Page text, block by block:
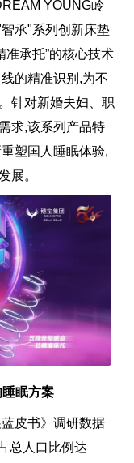
YOUNG岭
承"系列创新床垫
准承托”的核心技术
的精准识别,为不
针对新婚夫妇、职
求,该系列产品特
塑国人睡眠体验,
展。
眠方案
皮书》调研数据
总人口比例达